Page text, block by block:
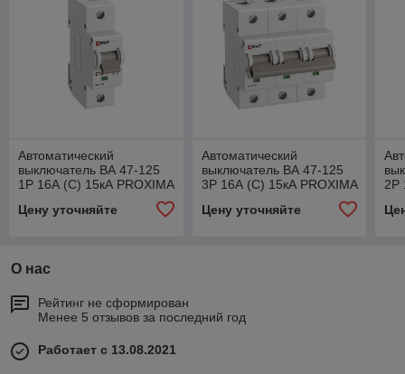
Автоматический
выключатель ВА 47-125
1P 16А (C) 15кА PROXIMA
Цену уточняйте
Автоматический
выключатель ВА 47-125
3P 16А (C) 15кА PROXIMA
Цену уточняйте
2P
О нас
Рейтинг не сформирован
Менее 5 отзывов за последний год
Работает с 13.08.2021